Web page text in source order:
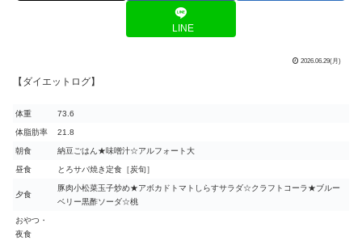
LINE
2026.06.29(月)
【ダイエットログ】
体重 73.6
体脂肪率 21.8
朝食 納豆ごはん★味噌汁☆アルフォート大
昼食 とろサバ焼き定食［炭旬］
夕食
豚肉小松菜玉子炒め★アボカドトマトしらすサラダ☆クラフトコーラ★ブルー
ベリー黒酢ソーダ☆桃
おやつ・
夜食